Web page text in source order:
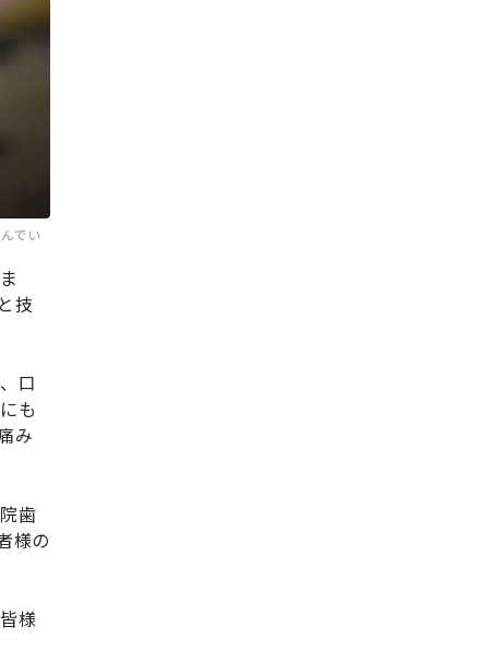
でい
技
口
も
み
歯
様の
様